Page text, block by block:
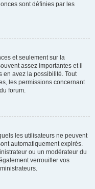
sont définies par les
et seulement sur la
assez importantes et il
en avez la possibilité. Tout
les permissions concernant
forum.
les utilisateurs ne peuvent
automatiquement expirés.
ou un modérateur du
verrouiller vos